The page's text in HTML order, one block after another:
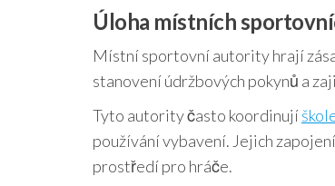
Úloha místních
Místní sportovní autority hrají
stanovení údržbových pokynů a
Tyto autority často koordinují
používání vybavení. Jejich
prostředí pro hráče.